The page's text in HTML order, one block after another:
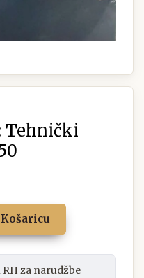
Tehnički
RH za narudžbe